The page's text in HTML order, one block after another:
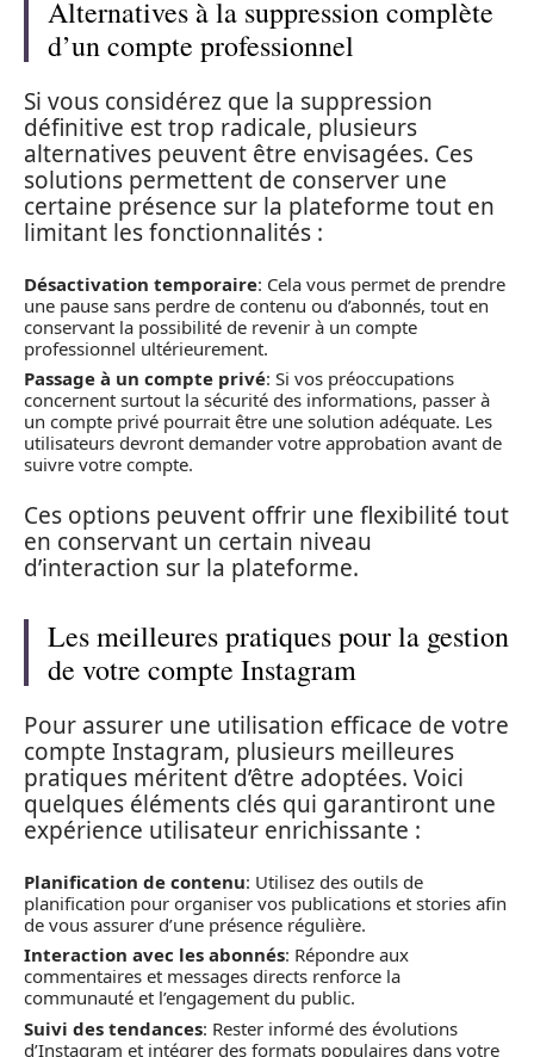
Alternatives à la suppression complète
d’un compte professionnel
Si vous considérez que la suppression
définitive est trop radicale, plusieurs
alternatives peuvent être envisagées. Ces
solutions permettent de conserver une
certaine présence sur la plateforme tout en
limitant les fonctionnalités :
Désactivation temporaire: Cela vous permet de prendre
une pause sans perdre de contenu ou d’abonnés, tout en
conservant la possibilité de revenir à un compte
professionnel ultérieurement.
Passage à un compte privé: Si vos préoccupations
concernent surtout la sécurité des informations, passer à
un compte privé pourrait être une solution adéquate. Les
utilisateurs devront demander votre approbation avant de
suivre votre compte.
Ces options peuvent offrir une flexibilité tout
en conservant un certain niveau
d’interaction sur la plateforme.
Les meilleures pratiques pour la gestion
de votre compte Instagram
Pour assurer une utilisation efficace de votre
compte Instagram, plusieurs meilleures
pratiques méritent d’être adoptées. Voici
quelques éléments clés qui garantiront une
expérience utilisateur enrichissante :
Planification de contenu: Utilisez des outils de
planification pour organiser vos publications et stories afin
de vous assurer d’une présence régulière.
Interaction avec les abonnés: Répondre aux
commentaires et messages directs renforce la
communauté et l’engagement du public.
Suivi des tendances: Rester informé des évolutions
d’Instagram et intégrer des formats populaires dans votre